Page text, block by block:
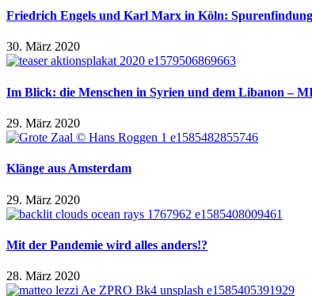
Friedrich Engels und Karl Marx in Köln: Spurenfindung
30. März 2020
Im Blick: die Menschen in Syrien und dem Libanon –
29. März 2020
Klänge aus Amsterdam
29. März 2020
Mit der Pandemie wird alles anders!?
28. März 2020